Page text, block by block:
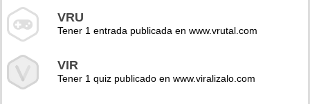
VRU
Tener 1 entrada publicada en www.vrutal.com
VIR
Tener 1 quiz publicado en www.viralizalo.com